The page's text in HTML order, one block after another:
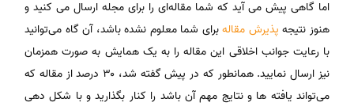
اما گاهی پیش می آید که شما مقاله‌ای را برای مجله ارسال می کنید و
هنوز نتیجه پذیرش مقالهبرای شما معلوم نشده باشد، آن گاه می‌توانید
با رعایت جوانب اخلاقی این مقاله را به یک همایش به صورت همزمان
نیز ارسال نمایید. همانطور که در پیش گفته شد، ۳۰ درصد از مقاله که
می‌تواند یافته‌ ها و نتایج مهم آن باشد را کنار بگذارید و با شکل دهی